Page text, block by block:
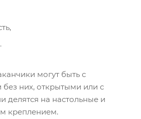
могут быть с
без них, открытыми или с
делятся на настольные и
креплением.